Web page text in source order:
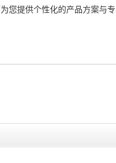
您提供个性化的产品方案与